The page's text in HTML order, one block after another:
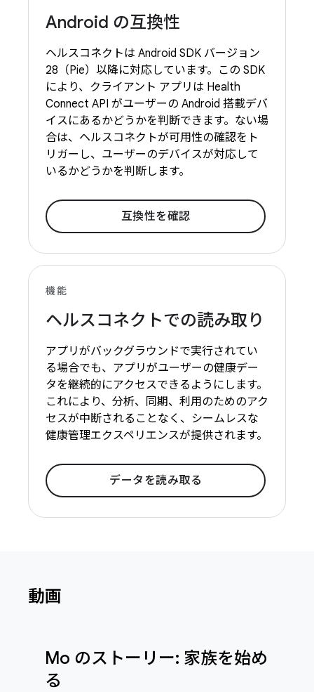
Android の互換性
ヘルスコネクトは Android SDK バージョン
28（Pie）以降に対応しています。この SDK
により、クライアント アプリは Health
Connect API がユーザーの Android 搭載デバ
イスにあるかどうかを判断できます。ない場
合は、ヘルスコネクトが可用性の確認をト
リガーし、ユーザーのデバイスが対応して
いるかどうかを判断します。
互換性を確認
機能
ヘルスコネクトでの読み取り
アプリがバックグラウンドで実行されてい
る場合でも、アプリがユーザーの健康デー
タを継続的にアクセスできるようにします。
これにより、分析、同期、利用のためのアク
セスが中断されることなく、シームレスな
健康管理エクスペリエンスが提供されます。
データを読み取る
動画
Mo のストーリー: 家族を始め
る